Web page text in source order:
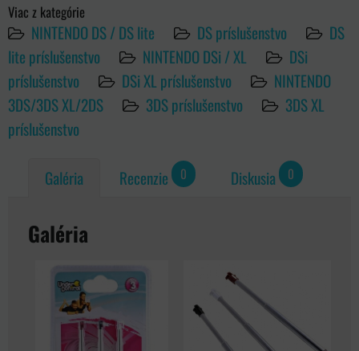
Viac z kategórie
NINTENDO DS / DS lite DS príslušenstvo
DS
lite príslušenstvo
NINTENDO DSi / XL
DSi
príslušenstvo
DSi XL príslušenstvo
NINTENDO
3DS/3DS XL/2DS
3DS príslušenstvo
3DS XL
príslušenstvo
Galéria Recenzie 0 Diskusia 0
Galéria